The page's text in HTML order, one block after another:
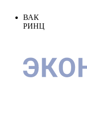
ВАК
РИНЦ